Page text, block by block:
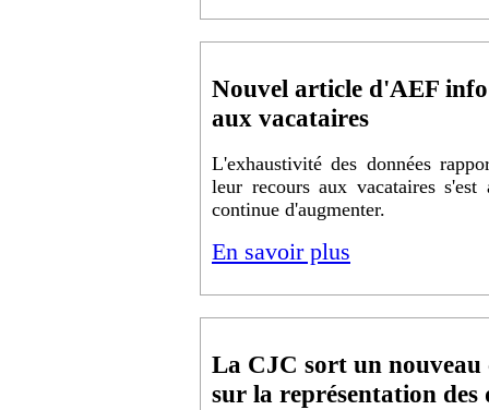
Nouvel article d'AEF
aux vacataires
L'exhaustivité des données
leur recours aux vacataires
continue d'augmenter.
En savoir plus
La CJC sort un nouveau
sur la représentation des